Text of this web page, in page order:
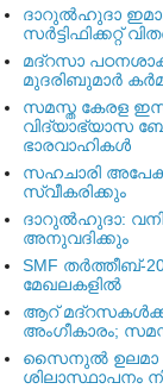
ദാറുല്‍ഹുദാ
സര്‍ട്ടിഫിക്കറ്റ്
മദ്‌റസാ
മുദരിബുമാര്‍
സമസ്ത കേരള
വിദ്യാഭ്യാസ
ഭാരവാഹികള്‍
സഹചാരി
സ്വീകരിക്കും
ദാറുല്‍ഹുദാ:
അനുവദിക്കും
SMF തര്‍ത്തീബ്-
മേഖലകളില്‍
ആറ്
അംഗീകാരം;
സൈനുല്‍ ഉലമാ
ശിലാസ്ഥാപനം